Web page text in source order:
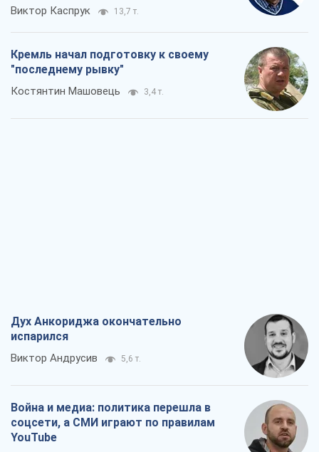
Виктор Каспрук 13,7 т.
Кремль начал подготовку к своему
"последнему рывку"
Костянтин Машовець 3,4 т.
Дух Анкориджа окончательно
испарился
Виктор Андрусив 5,6 т.
Война и медиа: политика перешла в
соцсети, а СМИ играют по правилам
YouTube